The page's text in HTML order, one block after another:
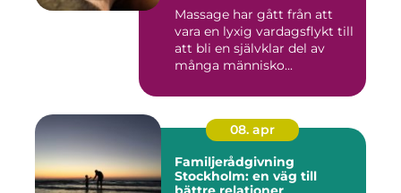
Massage har gått från att
vara en lyxig vardagsflykt till
att bli en självklar del av
många människo...
08. apr
Familjerådgivning
Stockholm: en väg till